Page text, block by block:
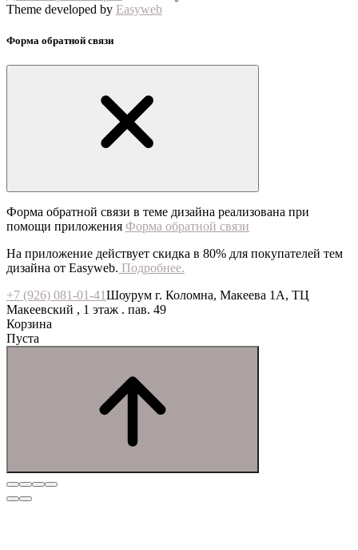
Theme developed by Easyweb
Форма обратной связи
Форма обратной связи в теме дизайна реализована при
помощи приложения Форма обратной связи
На приложение действует скидка в 80% для покупателей тем
дизайна от Easyweb. Подробнее.
+7 (926) 081-01-41Шоурум г. Коломна, Макеева 1А, ТЦ
Макеевский , 1 этаж . пав. 49
Корзина
Пуста